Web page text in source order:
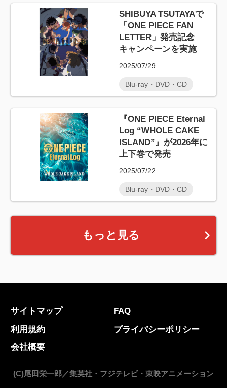
SHIBUYA TSUTAYAで
「ONE PIECE FAN
LETTER」発売記念
キャンペーンを実施
2025/07/29
Blu-ray・DVD・CD
『ONE PIECE Eternal
Log “WHOLE CAKE
ISLAND”』が2026年に
上下巻で発売
2025/07/22
Blu-ray・DVD・CD
もっと見る
サイトマップ
FAQ
利用規約
プライバシーポリシー
会社概要
(C)尾田栄一郎／集英社・フジテレビ・東映アニメーション